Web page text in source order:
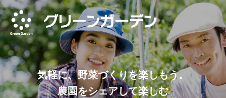
気軽に、野菜づくりを楽しもう。
農園をシェアして楽しむ